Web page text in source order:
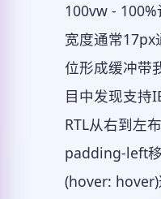
100vw -
宽度通常
位形成缓冲带
目中发现支持
RTL从右到左
padding-left
(hover: